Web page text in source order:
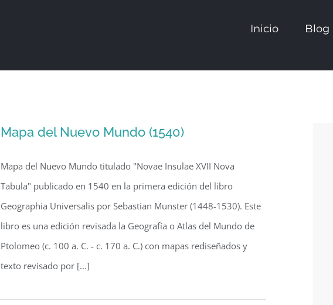
Inicio Blog
Mapa del Nuevo Mundo (1540)
Mapa del Nuevo Mundo titulado "Novae Insulae XVII Nova
Tabula" publicado en 1540 en la primera edición del libro
Geographia Universalis por Sebastian Munster (1448-1530). Este
libro es una edición revisada la Geografía o Atlas del Mundo de
Ptolomeo (c. 100 a. C. - c. 170 a. C.) con mapas rediseñados y
texto revisado por [...]